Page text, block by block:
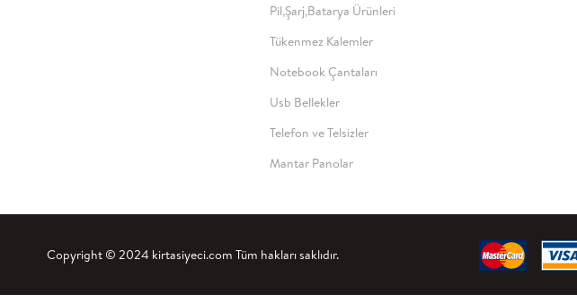
Pil,Şarj,Batarya Ürünleri
Tükenmez Kalemler
Notebook Çantaları
Usb Bellekler
Telefon ve Telsizler
Mantar Panolar
Copyright © 2024 kirtasiyeci.com Tüm hakları saklıdır.